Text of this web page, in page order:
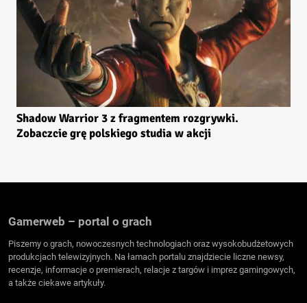
Shadow Warrior 3 z fragmentem rozgrywki.
Zobaczcie grę polskiego studia w akcji
Gamerweb – portal o grach
Piszemy o grach, nowoczesnych technologiach oraz wysokobudżetowych
produkcjach telewizyjnych. Na łamach portalu znajdziecie liczne newsy,
recenzje, informacje o premierach, relacje z targów i imprez gamingowych,
a także ciekawe artykuły.